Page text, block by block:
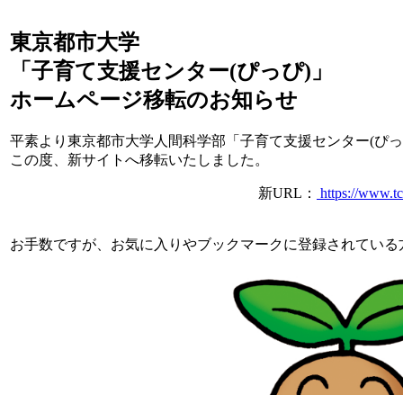
東京都市大学
「子育て支援センター(ぴっぴ)」
ホームページ移転のお知らせ
平素より東京都市大学人間科学部「子育て支援センター(ぴ
この度、新サイトへ移転いたしました。
新URL： https://
お手数ですが、お気に入りやブックマークに登録されてい